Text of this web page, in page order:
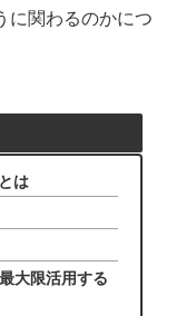
に関わるのかにつ
は
大限活用する